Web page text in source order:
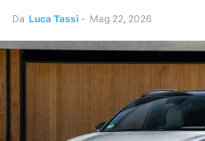
Da Luca Tassi - Mag 22, 2026